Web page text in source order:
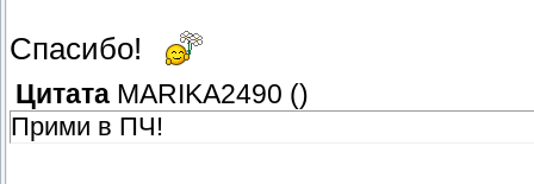
Спасибо!
Цитата MARIKA2490 ()
Прими в ПЧ!